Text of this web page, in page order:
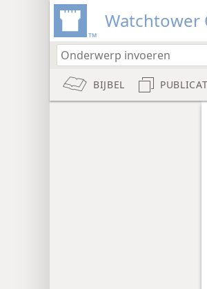
Watchtower
BIJBEL